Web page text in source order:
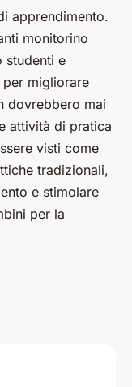
apprendimento.
monitorino
studenti e
migliorare
dovrebbero mai
attività di pratica
visti come
tradizionali,
e stimolare
per la